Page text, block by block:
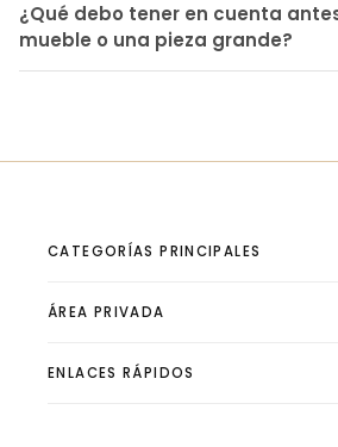
¿Qué debo tener en cuenta
mueble o una pieza grande?
CATEGORÍAS PRINCIPALES
ILUMINACIÓN INTERIOR
ÁREA PRIVADA
🛍️ Tienda
ENLACES RÁPIDOS